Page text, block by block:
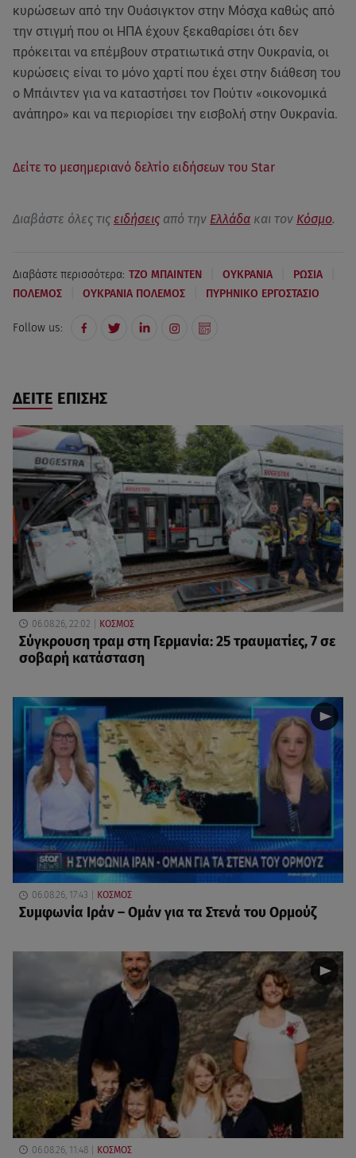
κυρώσεων από την Ουάσιγκτον στην Μόσχα καθώς από
την στιγμή που οι ΗΠΑ έχουν ξεκαθαρίσει ότι δεν
πρόκειται να επέμβουν στρατιωτικά στην Ουκρανία, οι
κυρώσεις είναι το μόνο χαρτί που έχει στην διάθεση του
ο Μπάιντεν για να καταστήσει τον Πούτιν «οικονομικά
ανάπηρο» και να περιορίσει την εισβολή στην Ουκρανία.
Δείτε το μεσημεριανό δελτίο ειδήσεων του Star
Διαβάστε όλες τις ειδήσεις από την Ελλάδα και τον Κόσμο.
Διαβάστε περισσότερα: ΤΖΟ ΜΠΑΙΝΤΕΝ ΟΥΚΡΑΝΙΑ ΡΩΣΙΑ
ΠΟΛΕΜΟΣ ΟΥΚΡΑΝΙΑ ΠΟΛΕΜΟΣ ΠΥΡΗΝΙΚΟ ΕΡΓΟΣΤΑΣΙΟ
Follow us:
ΔΕΙΤΕ ΕΠΙΣΗΣ
06.08.26, 22:02 ΚΟΣΜΟΣ
Σύγκρουση τραμ στη Γερμανία: 25 τραυματίες, 7 σε
σοβαρή κατάσταση
06.08.26, 17:43 ΚΟΣΜΟΣ
Συμφωνία Ιράν – Ομάν για τα Στενά του Ορμούζ
06.08.26, 11:48 ΚΟΣΜΟΣ